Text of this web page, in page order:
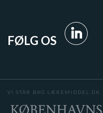
FØLG OS
VI STÅR BAG LÆREMIDDEL.DK